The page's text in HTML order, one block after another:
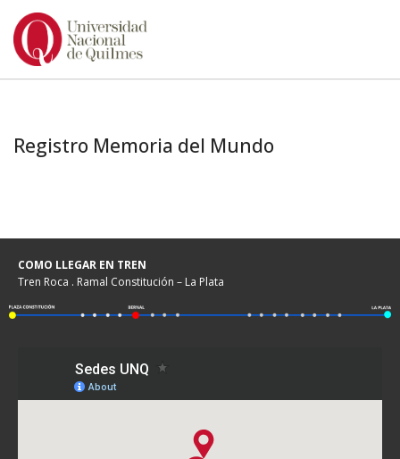
Ir
Registro Memoria del Mundo
COMO LLEGAR EN TREN
Tren Roca . Ramal Constitución – La Plata